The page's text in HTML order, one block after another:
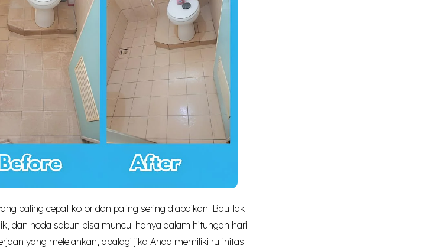
paling cepat kotor dan paling sering diabaikan. Bau tak
dan noda sabun bisa muncul hanya dalam hitungan hari.
yang melelahkan, apalagi jika Anda memiliki rutinitas